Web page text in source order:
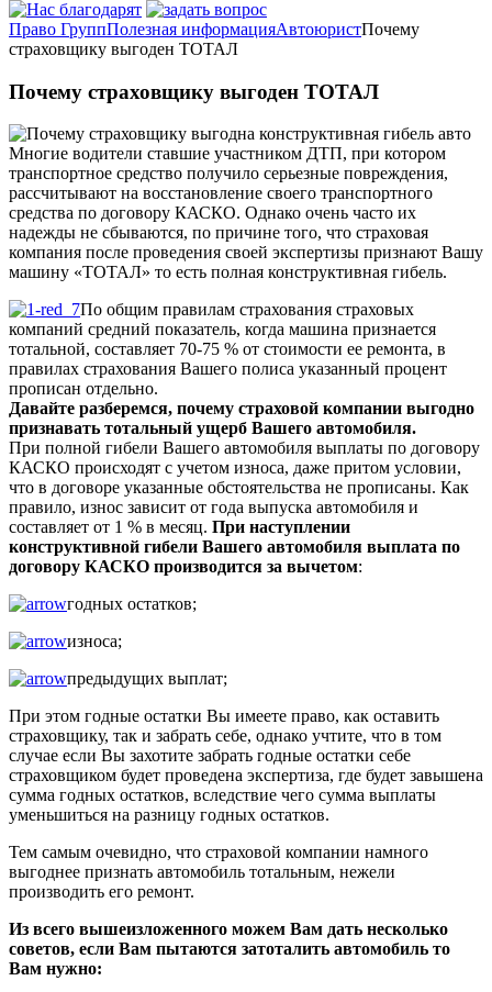
Право ГруппПолезная информацияАвтоюристПочему
страховщику выгоден ТОТАЛ
Почему страховщику выгоден ТОТАЛ
Многие водители ставшие участником ДТП, при котором
транспортное средство получило серьезные повреждения,
рассчитывают на восстановление своего транспортного
средства по договору КАСКО. Однако очень часто их
надежды не сбываются, по причине того, что страховая
компания после проведения своей экспертизы признают Вашу
машину «ТОТАЛ» то есть полная конструктивная гибель.
По общим правилам страхования страховых
компаний средний показатель, когда машина признается
тотальной, составляет 70-75 % от стоимости ее ремонта, в
правилах страхования Вашего полиса указанный процент
прописан отдельно.
Давайте разберемся, почему страховой компании выгодно
признавать тотальный ущерб Вашего автомобиля.
При полной гибели Вашего автомобиля выплаты по договору
КАСКО происходят с учетом износа, даже притом условии,
что в договоре указанные обстоятельства не прописаны. Как
правило, износ зависит от года выпуска автомобиля и
составляет от 1 % в месяц. При наступлении
конструктивной гибели Вашего автомобиля выплата по
договору КАСКО производится за вычетом:
годных остатков;
износа;
предыдущих выплат;
При этом годные остатки Вы имеете право, как оставить
страховщику, так и забрать себе, однако учтите, что в том
случае если Вы захотите забрать годные остатки себе
страховщиком будет проведена экспертиза, где будет завышена
сумма годных остатков, вследствие чего сумма выплаты
уменьшиться на разницу годных остатков.
Тем самым очевидно, что страховой компании намного
выгоднее признать автомобиль тотальным, нежели
производить его ремонт.
Из всего вышеизложенного можем Вам дать несколько
советов, если Вам пытаются затоталить автомобиль то
Вам нужно: